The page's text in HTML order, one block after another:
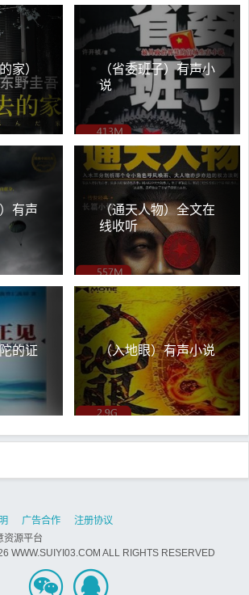
家）
（省委班子）有声小
说
有声
（通天人物）全文在
线收听
的证
（入地眼）有声小说
广告合作
注册协议
资源平台
WWW.SUIYI03.COM ALL RIGHTS RESERVED